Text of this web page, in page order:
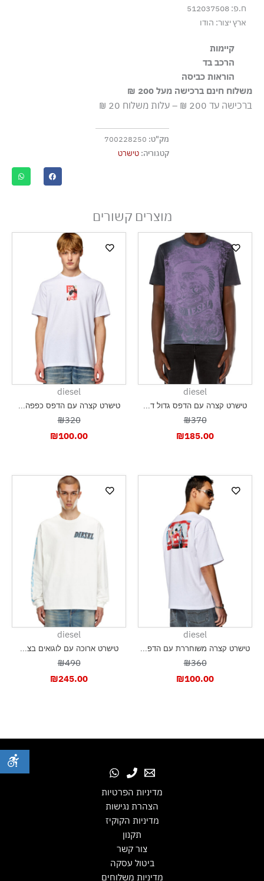
ח.פ: 512037508
ארץ יצור: הודו
קיימות
התומכות במגוון ביולוגי ובמערכות אקולוגיות בריאות.
הרכב בד
100% כותנה
הוראות כביסה
כביסה עדינה במכונה עד ‎30°C
ללא חומרי הלבנה, ללא השריה
גיהוץ בחום נמוך
אסור לנקות בניקוי יבש
משלוח חינם ברכישה מעל 200 ₪
ברכישה עד 200 ₪ – עלות משלוח 20 ₪
מק"ט: 700228250
קטגוריה:טישרט
מוצרים קשורים
diesel
טישרט קצרה עם הדפס גדול ד...
₪370
₪185.00
diesel
טישרט קצרה עם הדפס כפפה...
₪320
₪100.00
diesel
טישרט קצרה משוחררת עם הדפ...
₪360
₪100.00
diesel
טישרט ארוכה עם לוגואים בצ...
₪490
₪245.00
מדיניות הפרטיות
הצהרת נגישות
מדיניות הקוקיז
תקנון
צור קשר
ביטול עסקה
מדיניות משלוחים